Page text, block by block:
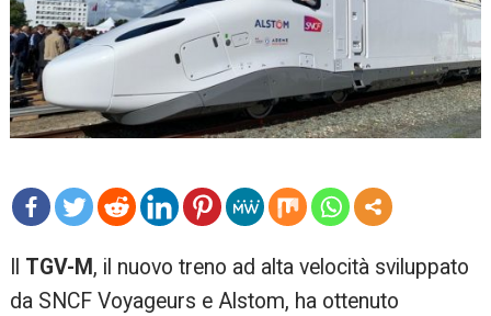
re
TGV-M , il nuovo treno ad alta velocità sviluppato
da SNCF Voyageurs e Alstom, ha ottenuto